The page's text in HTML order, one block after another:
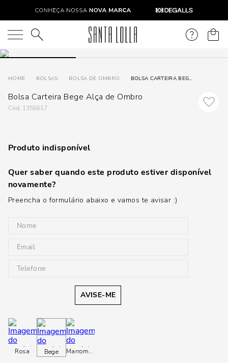
O que você está procurando?
BOLSAS BOLSA DE OMBRO BOLSA CARTEIRA BEGE ALÇA DE OMBRO
Bolsa Carteira Bege Alça de Ombro
: 1356617
Produto indisponível
Quer saber quando este produto estiver disponível
novamente?
Preencha o formulário abaixo e vamos te avisar :)
AVISE-ME
Rosa Bege Marrom
Marrom